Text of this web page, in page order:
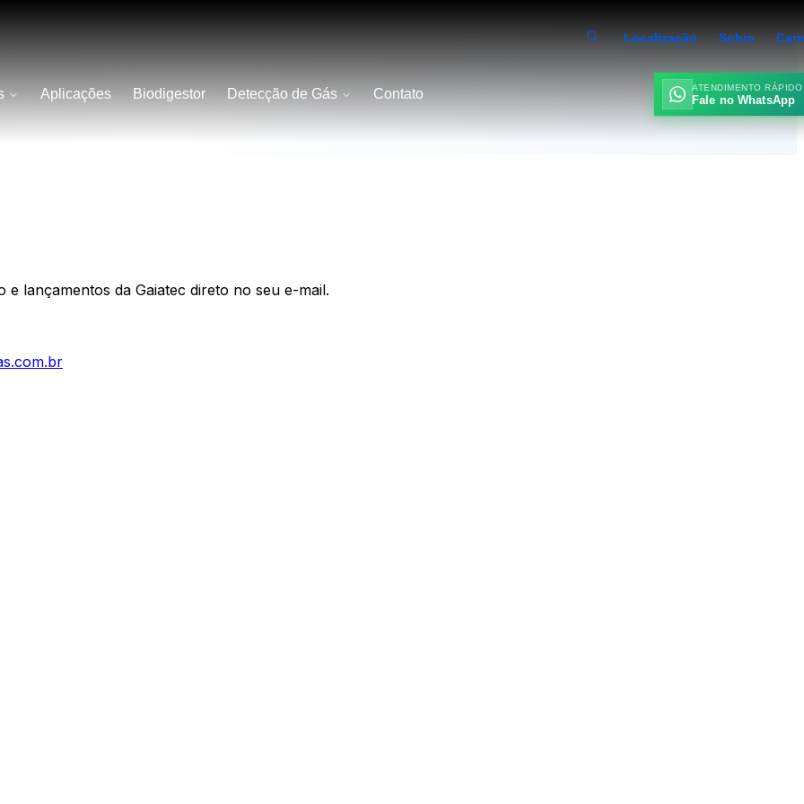
Localização Sobre
Aplicações Biodigestor Detecção de Gás Contato ATENDIMENTO RÁPIDO
Fale no WhatsApp
lançamentos da Gaiatec direto no seu e-mail.